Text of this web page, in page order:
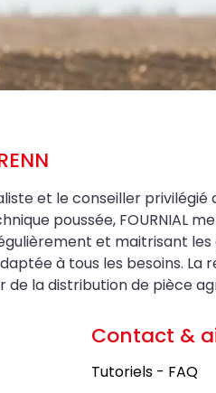
et le conseiller
poussée, FOURNIAL
et maitrisant
à tous les besoins. La
de la distribution de pièce
Contact &
Tutoriels - FAQ